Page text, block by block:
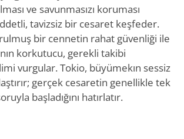
ve savunmasızı koruması
tavizsiz bir cesaret keşfeder.
bir cennetin rahat güvenliği ile
korkutucu, gerekli takibi
vurgular. Tokio, büyümekın sessiz
gerçek cesaretin genellikle tek
başladığını hatırlatır.